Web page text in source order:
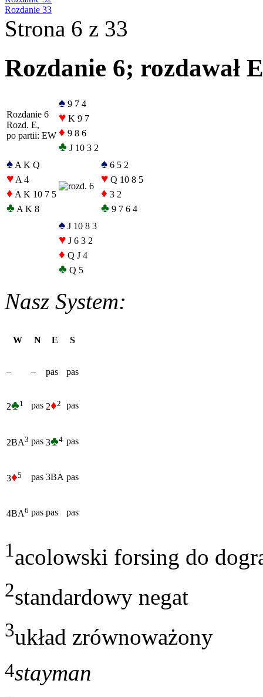
Rozdanie 33
Strona 6 z 33
Rozdanie 6; rozdawał
Rozdanie 6
Rozd. E,
po partii: EW
♠ 9 7 4
♥ K 9 7
♦ 9 8 6
♣ J 10 3 2
♠ A K Q
♥ A 4
♦ A K 10 7 5
♣ A K 8
♠ 6 5 2
♥ Q 10 8 5
♦ 3 2
♣ 9 7 6 4
♠ J 10 8 3
♥ J 6 3 2
♦ Q J 4
♣ Q 5
Nasz System:
W N E S
– – pas pas
2♣1 pas 2♦2 pas
2BA3 pas 3♣4 pas
3♦5 pas 3BA pas
4BA6 pas pas pas
1acolowski forsing do
2standardowy negat
3układ zrównoważony
4stayman